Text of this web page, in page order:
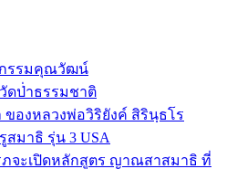
รรมคุณวัฒน์
ดป่่าธรรมชาติ
ของหลวงพ่อวิริยังค์ สิรินฺธโร
มาธิ รุ่น 3 USA
ภจะเปิดหลักสูตร ญาณสาสมาธิ ที่